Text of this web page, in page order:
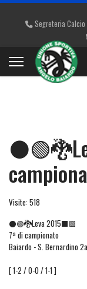
Segreteria
Visite: 518
⚫🟢🐉Leva 2015⬛🟩
7ª di campionato
Baiardo - S. Bernardino
[ 1-2 / 0-0 / 1-1 ]